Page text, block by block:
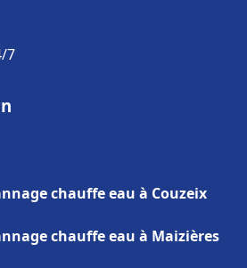
7
chauffe eau à Couzeix
chauffe eau à Maizières